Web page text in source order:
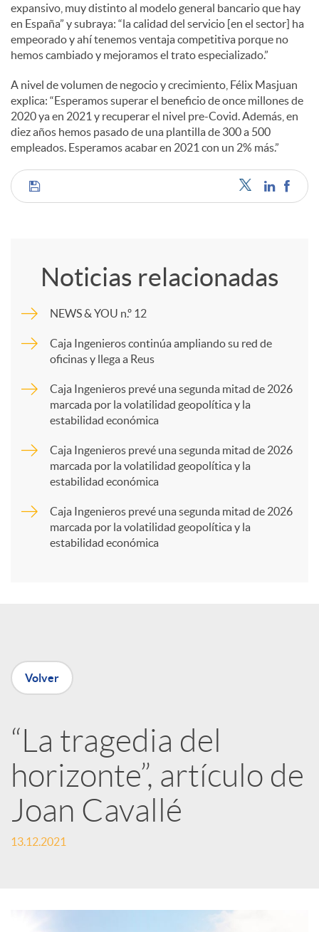
expansivo, muy distinto al modelo general bancario que hay
en España” y subraya: “la calidad del servicio [en el sector] ha
empeorado y ahí tenemos ventaja competitiva porque no
hemos cambiado y mejoramos el trato especializado.”
A nivel de volumen de negocio y crecimiento, Félix Masjuan
explica: “Esperamos superar el beneficio de once millones de
2020 ya en 2021 y recuperar el nivel pre-Covid. Además, en
diez años hemos pasado de una plantilla de 300 a 500
empleados. Esperamos acabar en 2021 con un 2% más.”
C
p
a
n
e
d
e
Noticias relacionadas
NEWS & YOU n.º 12
Caja Ingenieros continúa ampliando su red de
oficinas y llega a Reus
Caja Ingenieros prevé una segunda mitad de 2026
marcada por la volatilidad geopolítica y la
estabilidad económica
Caja Ingenieros prevé una segunda mitad de 2026
marcada por la volatilidad geopolítica y la
estabilidad económica
Caja Ingenieros prevé una segunda mitad de 2026
marcada por la volatilidad geopolítica y la
estabilidad económica
Volver
“La tragedia del
horizonte”, artículo de
Joan Cavallé
13.12.2021